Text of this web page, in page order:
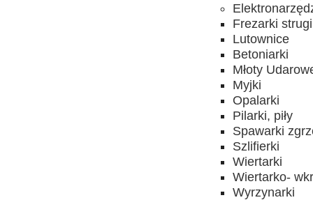
Frezarki strugi
Lutownice
Betoniarki
Młoty
Myjki
Opalarki
Pilarki, piły
Spawarki
Szlifierki
Wiertarki
Wiertarko-
Wyrzynarki